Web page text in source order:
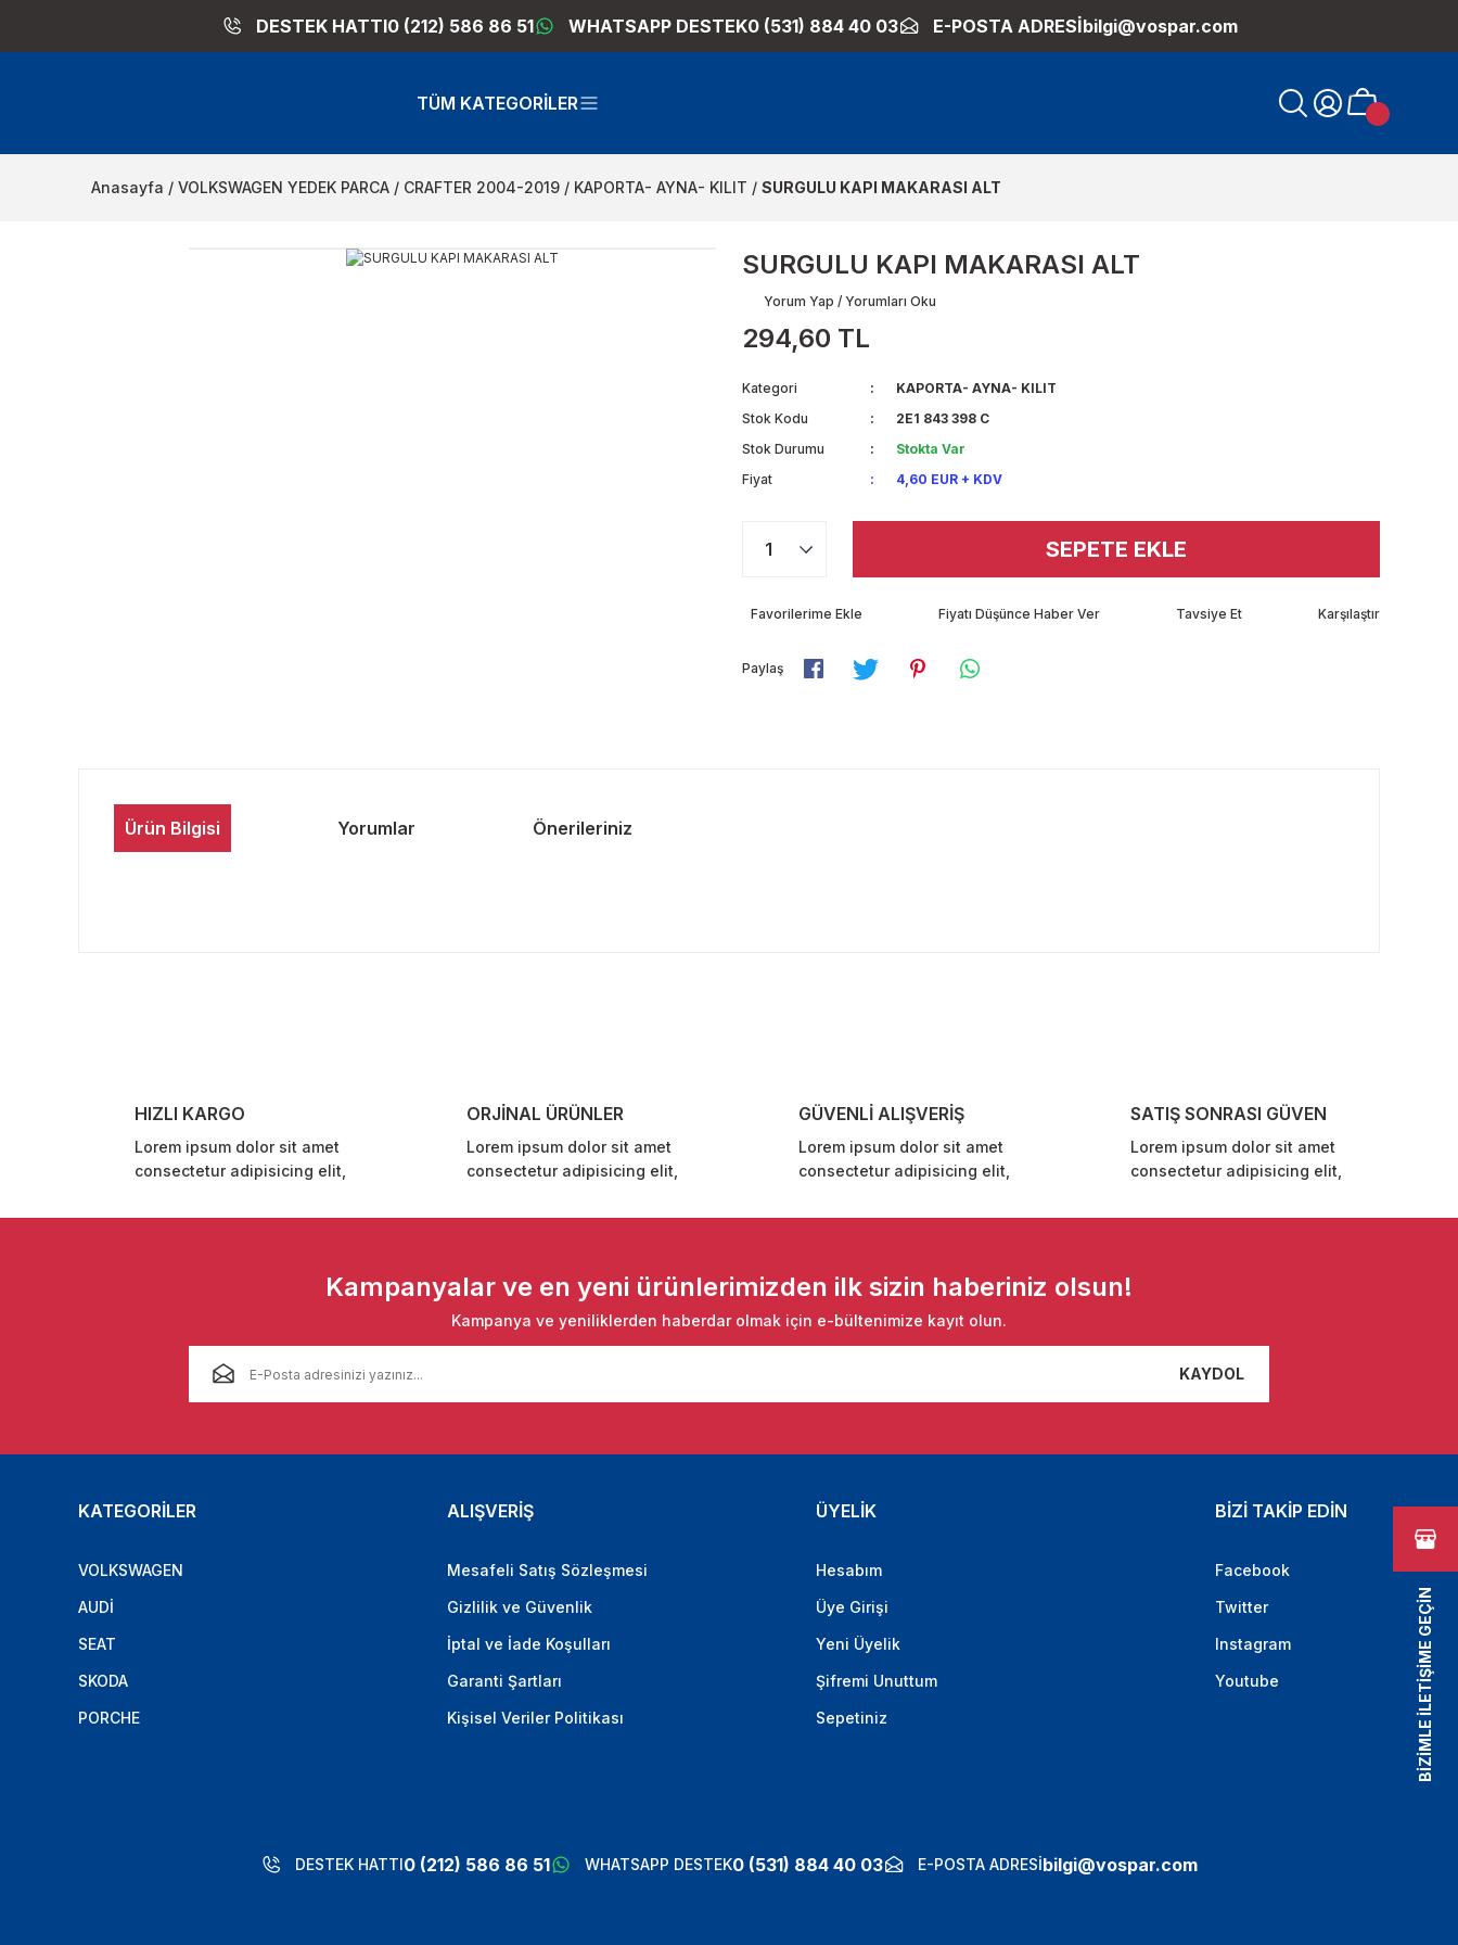
DESTEK HATTI0 (212) 586 86 51 WHATSAPP DESTEK0 (531) 884 40 03 E-POSTA ADRESİbilgi@vospar.com
TÜM KATEGORİLER
Anasayfa VOLKSWAGEN YEDEK PARCA CRAFTER 2004-2019 KAPORTA- AYNA- KILIT SURGULU KAPI MAKARASI ALT
SURGULU KAPI MAKARASI ALT
Yorum Yap / Yorumları Oku
294,60 TL
Kategori
KAPORTA- AYNA- KILIT
Stok Kodu
2E1 843 398 C
Stok Durumu
Stokta Var
Fiyat
4,60 EUR + KDV
SEPETE EKLE
Fiyatı Düşünce Haber Ver Tavsiye Et Karşılaştır
Paylaş
Ürün Bilgisi Yorumlar Önerileriniz
Bu ürüne benzer farklı alternatifler olmalı.
HIZLI KARGO
Lorem ipsum dolor sit amet
consectetur adipisicing elit,
ORJİNAL ÜRÜNLER
Lorem ipsum dolor sit amet
consectetur adipisicing elit,
GÜVENLİ ALIŞVERİŞ
Lorem ipsum dolor sit amet
consectetur adipisicing elit,
SATIŞ SONRASI GÜVEN
Lorem ipsum dolor sit amet
consectetur adipisicing elit,
Kampanyalar ve en yeni ürünlerimizden ilk sizin haberiniz olsun!
Kampanya ve yeniliklerden haberdar olmak için e-bültenimize kayıt olun.
KAYDOL
KATEGORİLER
VOLKSWAGEN
AUDİ
SEAT
SKODA
PORCHE
ALIŞVERİŞ
Mesafeli Satış Sözleşmesi
Gizlilik ve Güvenlik
İptal ve İade Koşulları
Garanti Şartları
Kişisel Veriler Politikası
ÜYELİK
Hesabım
Üye Girişi
Yeni Üyelik
Şifremi Unuttum
Sepetiniz
BİZİ TAKİP EDİN
Facebook
Twitter
Instagram
Youtube
DESTEK HATTI0 (212) 586 86 51 WHATSAPP DESTEK0 (531) 884 40 03 E-POSTA ADRESİbilgi@vospar.com
BİZİMLE İLETİŞİME GEÇİN